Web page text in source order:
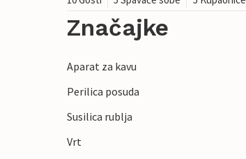
Značajke
Aparat za kavu
Perilica posuda
Susilica rublja
Vrt